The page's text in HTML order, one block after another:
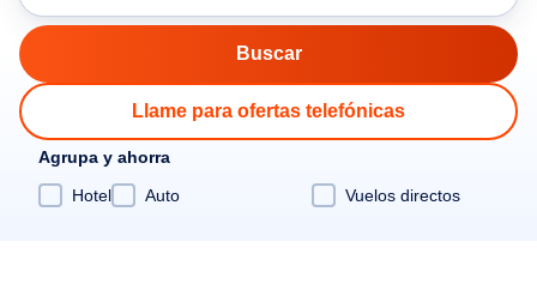
Llame para ofertas telefónicas
Agrupa y ahorra
Hotel
Auto Vuelos directos